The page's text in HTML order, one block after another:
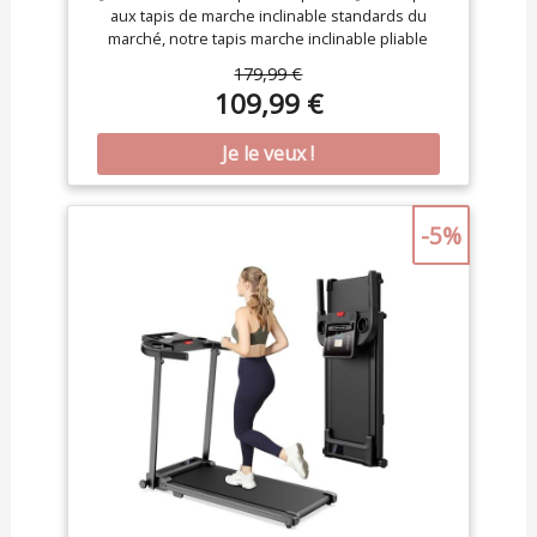
aux tapis de marche inclinable standards du
marché, notre tapis marche inclinable pliable
3 niveaux (max 16%), un moteur sans balais de 3.0
CV (vitesse max 10 km/h), un plateau (2 couches)
et une bande de course (6 couches). Il dispose
également de reposabrazos ajustables pour plus
de confort ; avec son panneau LED intuitif et
télécommande magnétique, ce tapis roulant
confortablement chez vous. 【Technologie
d'absorption des chocs et faible niveau sonore
pour protéger les genoux】 : Ce tapis pliable de
marche silencieux est doté d'un système
d'absorption des chocs multicouche. plateau de
course à 2 couches et bande de course à 7
couches réduisent efficacement les vibrations.
Équipé de huit amortisseurs internes en silicone
et de quatre coussinets externes en caoutchouc
alvéolé, il protège efficacement les genoux tout
en réduisant les niveaux sonores en dessous de
45 décibels, Vous pouvez donc l'utiliser la nuit
sans déranger vos voisins. 【Assurance qualité et
179,99 €
109,99 €
-5%